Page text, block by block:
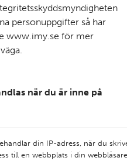
personuppgifter så har
www.imy.se för mer
när du är inne på
din IP-adress, när du
till en webbplats i din